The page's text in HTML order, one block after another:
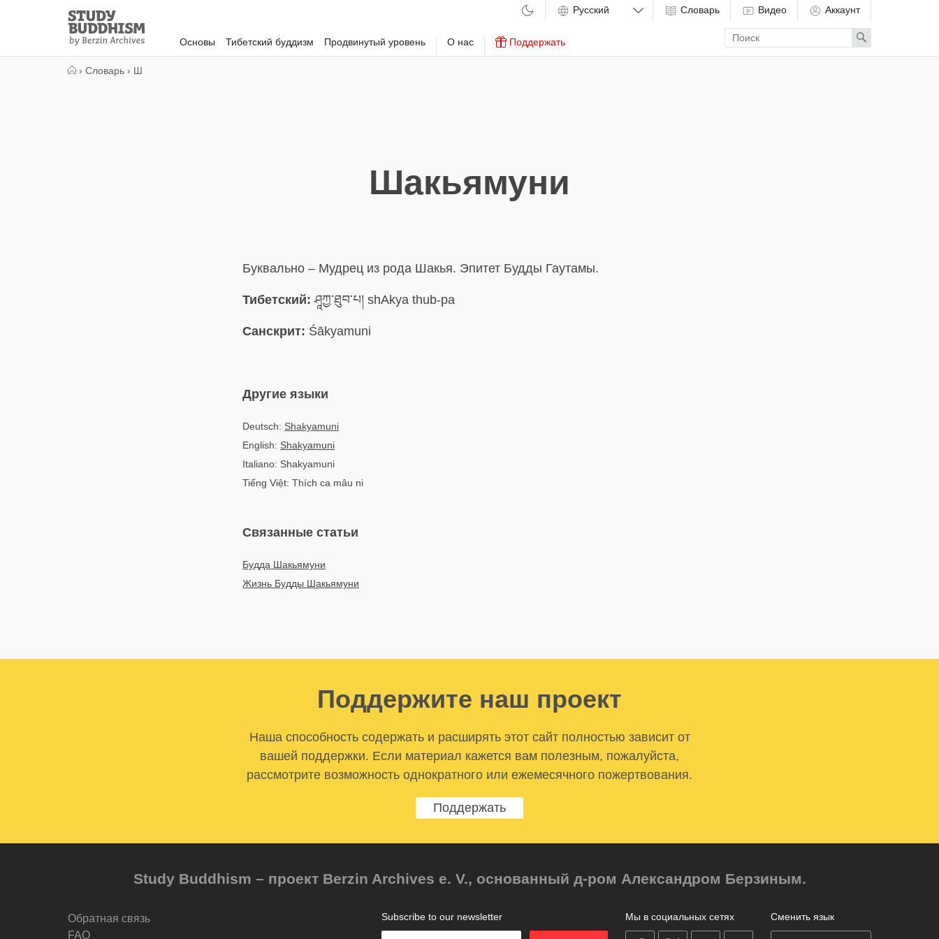
Study
Buddhism
Home
Основы Тибетский буддизм Продвинутый уровень О нас Поддержать
Словарь Видео Аккаунт
Enter
search
term
Search
› Словарь › Ш
Шакьямуни
Буквально – Мудрец из рода Шакья. Эпитет Будды Гаутамы.
Тибетский: ཤཱཀྱ་ཐུབ་པ། shAkya thub-pa
Санскрит: Śākyamuni
Другие языки
Deutsch: Shakyamuni
English: Shakyamuni
Italiano: Shakyamuni
Tiếng Việt: Thích ca mâu ni
Связанные статьи
Будда Шакьямуни
Жизнь Будды Шакьямуни
Поддержите наш проект
Наша способность содержать и расширять этот сайт полностью зависит от
вашей поддержки. Если материал кажется вам полезным, пожалуйста,
рассмотрите возможность однократного или ежемесячного пожертвования.
Поддержать
Study Buddhism – проект Berzin Archives e. V., основанный д-ром Александром Берзиным.
Обратная связь
FAQ
Сменить язык
Мы в социальных сетях
on
on on
Subscribe to our newsletter